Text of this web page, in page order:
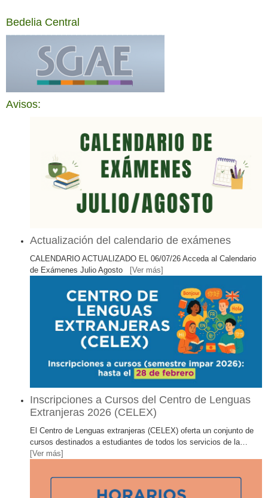
Bedelia Central
Avisos:
Actualización del calendario de exámenes
CALENDARIO ACTUALIZADO EL 06/07/26 Acceda al Calendario
de Exámenes Julio Agosto
[Ver más]
Inscripciones a Cursos del Centro de Lenguas
Extranjeras 2026 (CELEX)
El Centro de Lenguas extranjeras (CELEX) oferta un conjunto de
cursos destinados a estudiantes de todos los servicios de la…
[Ver más]